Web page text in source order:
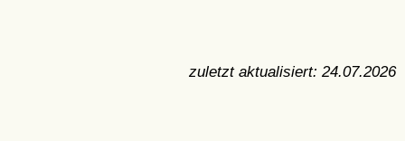
zuletzt aktualisiert: 24.07.2026